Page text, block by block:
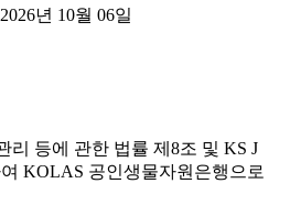
년 10월 06일
리 등에 관한 법률 제8조 및 KS J
KOLAS 공인생물자원은행으로